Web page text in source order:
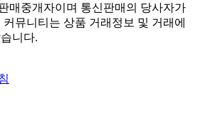
매중개자이며 통신판매의 당사자가
뮤니티는 상품 거래정보 및 거래에
니다.